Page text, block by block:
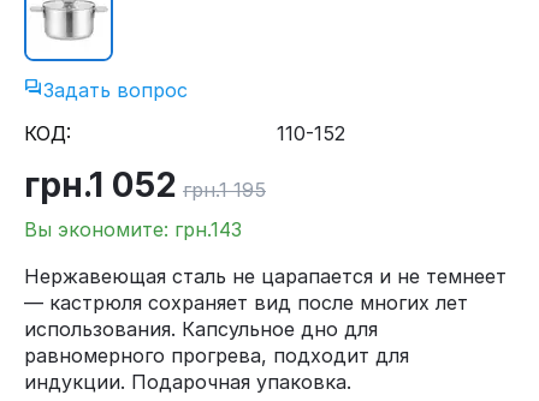
Задать вопрос
КОД:
110-152
грн.1 052 грн.1 195
Вы экономите: грн.143
Нержавеющая сталь не царапается и не темнеет
— кастрюля сохраняет вид после многих лет
использования. Капсульное дно для
равномерного прогрева, подходит для
индукции. Подарочная упаковка.